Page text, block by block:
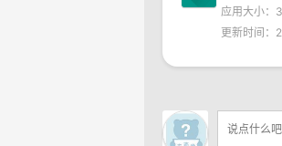
应用大小：
更新时间